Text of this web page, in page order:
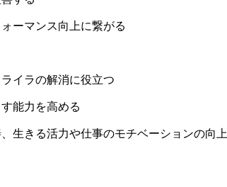
ーマンス向上に繋がる
イラの解消に役立つ
能力を高める
生きる活力や仕事のモチベーションの向上